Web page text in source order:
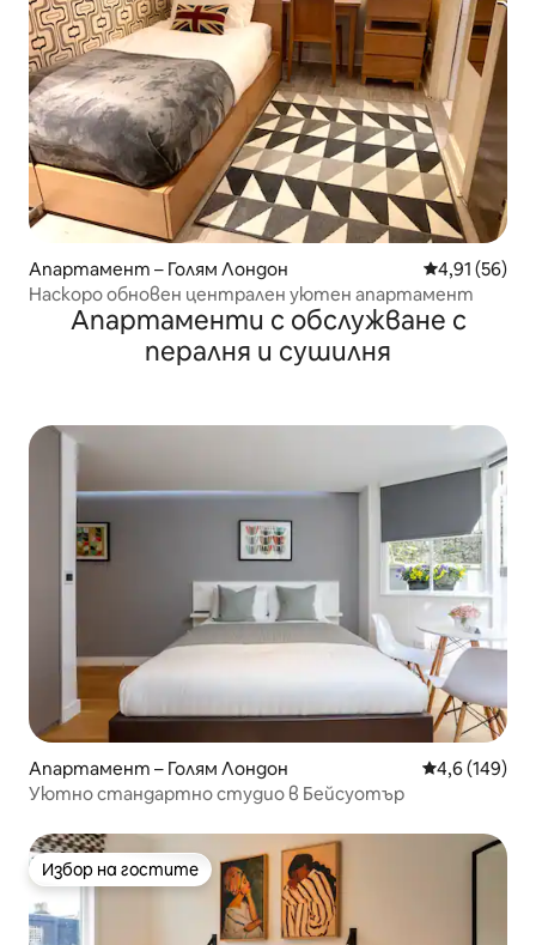
Апартамент – Голям Лондон Средна
4,91 (56)
Наскоро обновен централен уютен апартамент
Апартаменти с обслужване с
пералня и сушилня
Апартамент – Голям Лондон Средна
4,6 (149)
Уютно стандартно студио в Бейсуотър
Избор на гостите
Избор на гостите